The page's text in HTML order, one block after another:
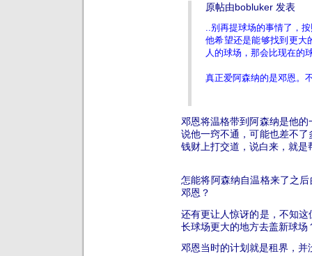
原帖由bobluker 发表
..别再提球场的事情了，
他希望还是能够找到更大
人的球场，那会比现在的
真正爱阿森纳的是邓恩。
邓恩将温格带到阿森纳是他
说他一窍不通，可能也差不
钱财上打交道，说白来，就
怎能将阿森纳自温格来了之
邓恩？
还有更让人惊讶的是，不知
长球场更大的地方去盖新球场
邓恩当时的计划就是租界，